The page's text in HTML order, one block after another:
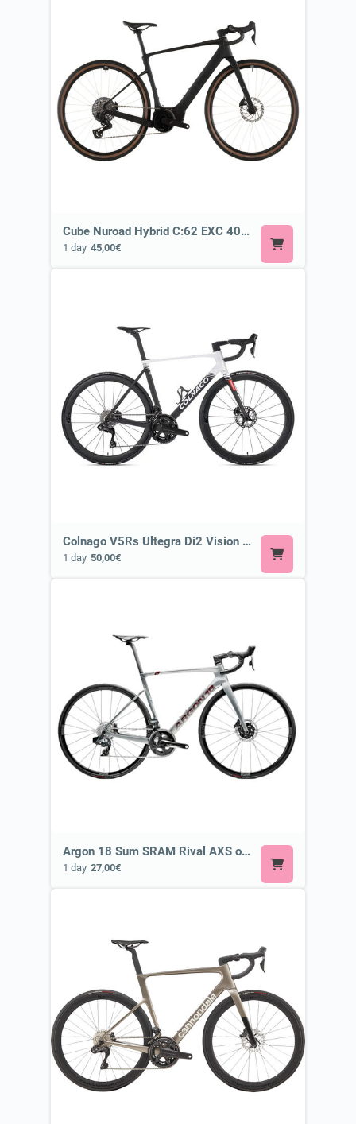
Cube Nuroad Hybrid C:62 EXC 400X blackline or Similar ⚡ E-Road or Gravel E-Bike
1 day 45,00€
Colnago V5Rs Ultegra Di2 Vision SC 45 ⭐ Most Exclusive Bike
1 day 50,00€
Argon 18 Sum SRAM Rival AXS or Similar
1 day 27,00€